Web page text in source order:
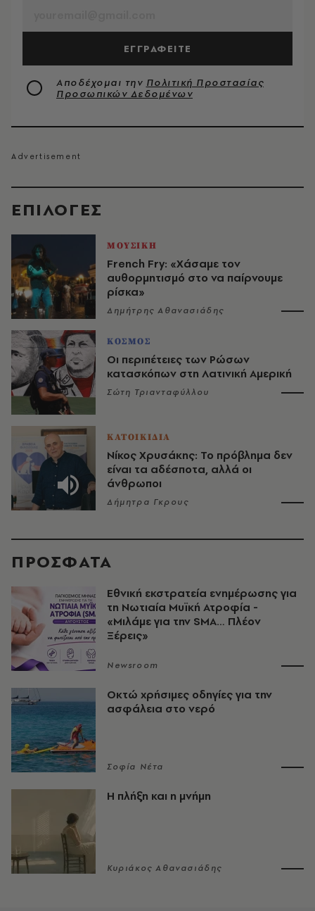
EΠΙΛΟΓΈΣ
ΜΟΥΣΙΚΗ
French Fry: «Χάσαμε τον
αυθορμητισμό στο να παίρνουμε
ρίσκα»
Δημήτρης Αθανασιάδης
ΚΟΣΜΟΣ
Οι περιπέτειες των Ρώσων
κατασκόπων στη Λατινική Αμερική
Σώτη Τριανταφύλλου
ΚΑΤΟΙΚΙΔΙΑ
Νίκος Χρυσάκης: Το πρόβλημα δεν
είναι τα αδέσποτα, αλλά οι
άνθρωποι
Δήμητρα Γκρους
ΕΓΓΡΑΦΕΙΤΕ
Αποδέχομαι την Πολιτική Προστασίας
Προσωπικών Δεδομένων
ΠΡΟΣΦΑΤΑ
Εθνική εκστρατεία ενημέρωσης για
τη Νωτιαία Μυϊκή Ατροφία -
«Μιλάμε για την SMA… Πλέον
Ξέρεις»
Newsroom
Οκτώ χρήσιμες οδηγίες για την
ασφάλεια στο νερό
Σοφία Νέτα
Η πλήξη και η μνήμη
Κυριάκος Αθανασιάδης